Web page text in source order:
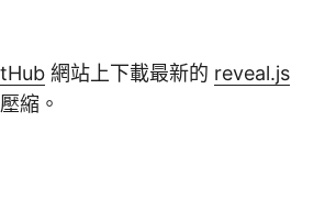
網站上下載最新的 reveal.js
縮。